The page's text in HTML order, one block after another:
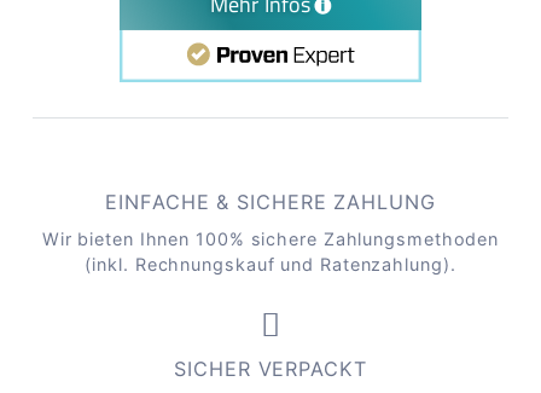
EINFACHE & SICHERE ZAHLUNG
Wir bieten Ihnen 100% sichere Zahlungsmethoden
(inkl. Rechnungskauf und Ratenzahlung).
SICHER VERPACKT